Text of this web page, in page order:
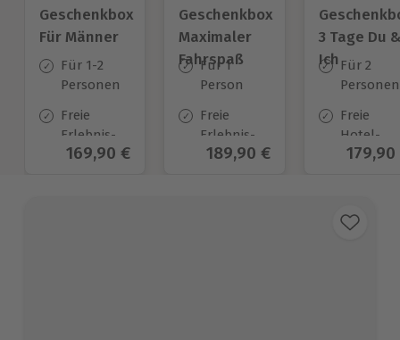
Geschenkbox
Für Männer
Für 1-2
Personen
Freie
Erlebnis-
Auswahl
Aktueller Preis
169,90 €
Geschenkbox
Maximaler
Fahrspaß
Für 1
Person
Freie
Erlebnis-
Auswahl
Aktueller Preis
189,90 €
3 Tage Du
Ich Für 2
Personen
Freie
Hotel-
Auswahl
179,90